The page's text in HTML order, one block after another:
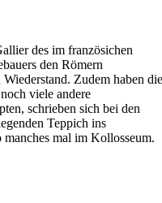
des im französichen
den Römern
Zudem haben die
viele andere
schrieben sich bei den
Teppich ins
mal im Kollosseum.